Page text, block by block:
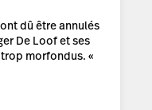
dû être annulés
De Loof et ses
morfondus. «